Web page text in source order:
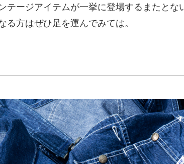
テージアイテムが一挙に登場するまたとな
る方はぜひ足を運んでみては。